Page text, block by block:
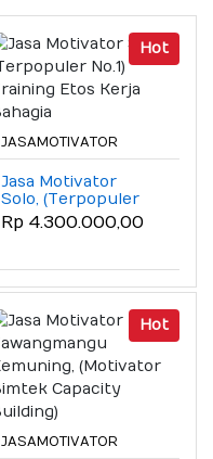
Hot
JASAMOTIVATOR
Jasa Motivator
Solo, (Terpopuler
No.1) Training Etos
Kerja Bahagia
Rp 4.300.000,00
Hot
JASAMOTIVATOR